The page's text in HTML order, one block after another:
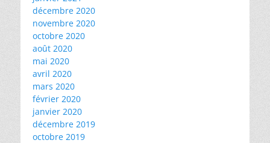
décembre 2020
novembre 2020
octobre 2020
août 2020
mai 2020
avril 2020
mars 2020
février 2020
janvier 2020
décembre 2019
octobre 2019